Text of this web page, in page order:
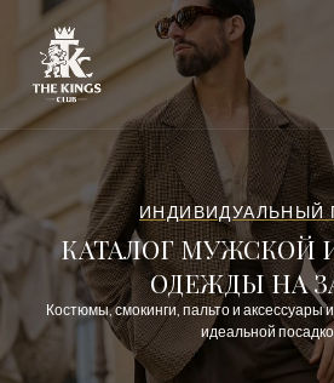
ИНДИВИДУАЛЬНЫЙ
КАТАЛОГ МУЖСКОЙ
ОДЕЖДЫ НА
Костюмы, смокинги, пальто и аксессуары
идеальной